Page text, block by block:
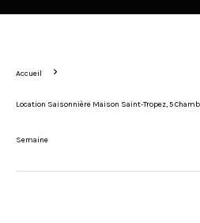
Accueil
Location Saisonnière Maison Saint-Tropez, 5
Semaine